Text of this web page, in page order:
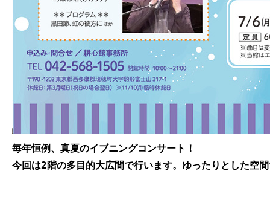
毎年恒例、真夏のイブニングコンサート！
今回は2階の多目的大広間で行います。ゆったりとした空